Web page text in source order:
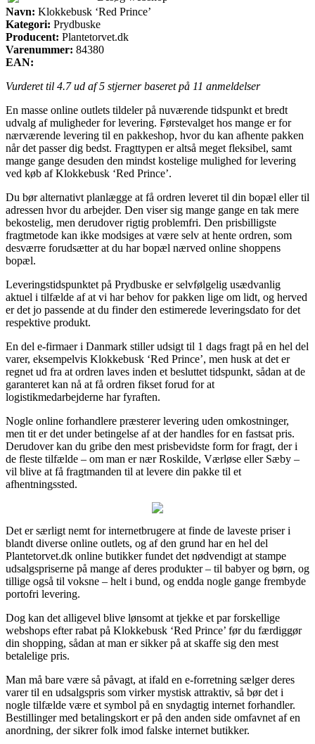
Navn: Klokkebusk ‘Red Prince’
Kategori: Prydbuske
Producent: Plantetorvet.dk
Varenummer: 84380
EAN:
Vurderet til 4.7ud af 5 stjerner baseret på 11 anmeldelser
En masse online outlets tildeler på nuværende tidspunkt et bredt
udvalg af muligheder for levering. Førstevalget hos mange er for
nærværende levering til en pakkeshop, hvor du kan afhente pakken
når det passer dig bedst. Fragttypen er altså meget fleksibel, samt
mange gange desuden den mindst kostelige mulighed for levering
ved køb af Klokkebusk ‘Red Prince’.
Du bør alternativt planlægge at få ordren leveret til din bopæl eller til
adressen hvor du arbejder. Den viser sig mange gange en tak mere
bekostelig, men derudover rigtig problemfri. Den prisbilligste
fragtmetode kan ikke modsiges at være selv at hente ordren, som
desværre forudsætter at du har bopæl nærved online shoppens
bopæl.
Leveringstidspunktet på Prydbuske er selvfølgelig usædvanlig
aktuel i tilfælde af at vi har behov for pakken lige om lidt, og herved
er det jo passende at du finder den estimerede leveringsdato for det
respektive produkt.
En del e-firmaer i Danmark stiller udsigt til 1 dags fragt på en hel del
varer, eksempelvis Klokkebusk ‘Red Prince’, men husk at det er
regnet ud fra at ordren laves inden et besluttet tidspunkt, sådan at de
garanteret kan nå at få ordren fikset forud for at
logistikmedarbejderne har fyraften.
Nogle online forhandlere præsterer levering uden omkostninger,
men tit er det under betingelse af at der handles for en fastsat pris.
Derudover kan du gribe den mest prisbevidste form for fragt, der i
de fleste tilfælde – om man er nær Roskilde, Værløse eller Sæby –
vil blive at få fragtmanden til at levere din pakke til et
afhentningssted.
Det er særligt nemt for internetbrugere at finde de laveste priser i
blandt diverse online outlets, og af den grund har en hel del
Plantetorvet.dk online butikker fundet det nødvendigt at stampe
udsalgspriserne på mange af deres produkter – til babyer og børn, og
tillige også til voksne – helt i bund, og endda nogle gange frembyde
portofri levering.
Dog kan det alligevel blive lønsomt at tjekke et par forskellige
webshops efter rabat på Klokkebusk ‘Red Prince’ før du færdiggør
din shopping, sådan at man er sikker på at skaffe sig den mest
betalelige pris.
Man må bare være så påvagt, at ifald en e-forretning sælger deres
varer til en udsalgspris som virker mystisk attraktiv, så bør det i
nogle tilfælde være et symbol på en snydagtig internet forhandler.
Bestillinger med betalingskort er på den anden side omfavnet af en
anordning, der sikrer folk imod falske internet butikker.